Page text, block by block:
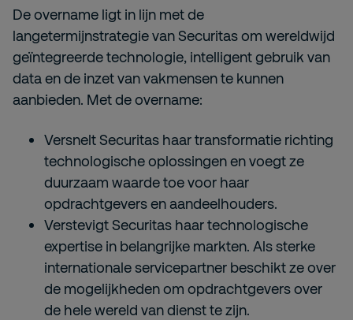
De overname ligt in lijn met de
langetermijnstrategie van Securitas om wereldwijd
geïntegreerde technologie, intelligent gebruik van
data en de inzet van vakmensen te kunnen
aanbieden. Met de overname:
Versnelt Securitas haar transformatie richting
technologische oplossingen en voegt ze
duurzaam waarde toe voor haar
opdrachtgevers en aandeelhouders.
Verstevigt Securitas haar technologische
expertise in belangrijke markten. Als sterke
internationale servicepartner beschikt ze over
de mogelijkheden om opdrachtgevers over
de hele wereld van dienst te zijn.